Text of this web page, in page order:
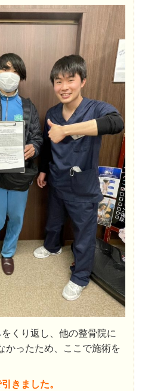
くり返し、他の整骨院に
かったため、ここで施術を
きました。